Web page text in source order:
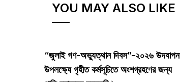
YOU MAY ALSO LIKE
“জুলাই গণ-অভ্যুত্থান দিবস”-২০২৬ উদযাপন
উপলক্ষ্যে গৃহীত কর্মসূচিতে অংশগ্রহণের জন্য